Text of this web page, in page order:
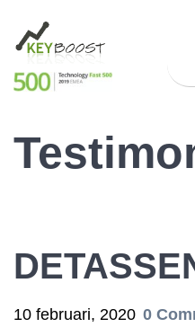
10 februari, 2020 0